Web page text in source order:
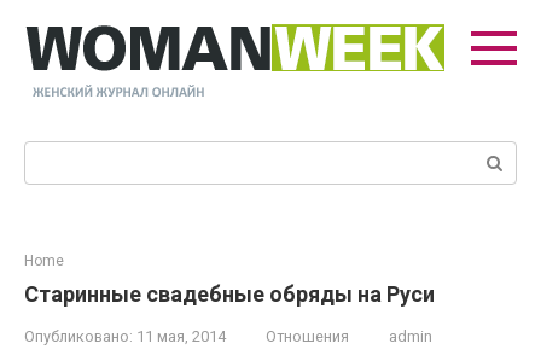
контенту
Поиск:
Home
Старинные свадебные обряды на Руси
Опубликовано: 11 мая, 2014 Отношения admin